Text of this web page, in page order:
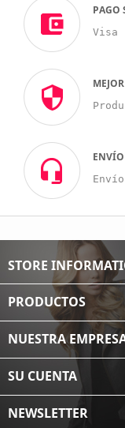
PAGO
Visa
STORE
PRODUCTOS
NUESTRA
SU CUENTA
NEWSLETTER